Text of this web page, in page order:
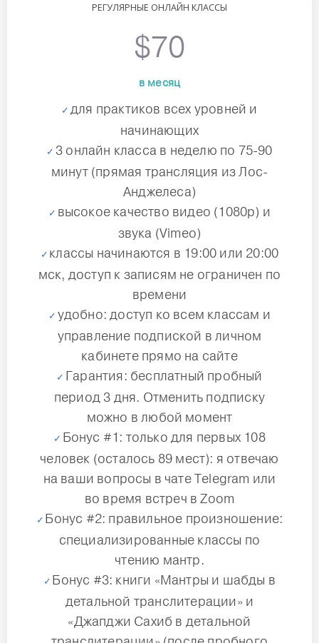
РЕГУЛЯРНЫЕ ОНЛАЙН КЛАССЫ
$70
в месяц
для практиков всех уровней и
начинающих
3 онлайн класса в неделю по 75-90
минут (прямая трансляция из Лос-
Анджелеса)
высокое качество видео (1080p) и
звука (Vimeo)
классы начинаются в 19:00 или 20:00
мск, доступ к записям не ограничен по
времени
удобно: доступ ко всем классам и
управление подпиской в личном
кабинете прямо на сайте
Гарантия: бесплатный пробный
период 3 дня. Отменить подписку
можно в любой момент
Бонус #1: только для первых 108
человек (осталось 89 мест): я отвечаю
на ваши вопросы в чате Telegram или
во время встреч в Zoom
Бонус #2: правильное произношение:
специализированные классы по
чтению мантр.
Бонус #3: книги «Мантры и шабды в
детальной транслитерации» и
«Джапджи Сахиб в детальной